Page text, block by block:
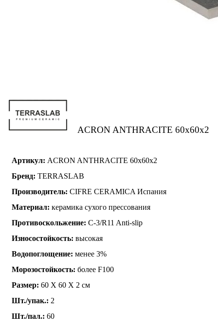
ACRON ANTHRACITE 60x60x2
Артикул: ACRON ANTHRACITE 60x60x2
Бренд: TERRASLAB
Производитель: CIFRE CERAMICA Испания
Материал: керамика сухого прессования
Противоскольжение: C-3/R11 Anti-slip
Износостойкость: высокая
Водопоглощение: менее 3%
Морозостойкость: более F100
Размер: 60 Х 60 Х 2 см
Шт./упак.: 2
Шт./пал.: 60